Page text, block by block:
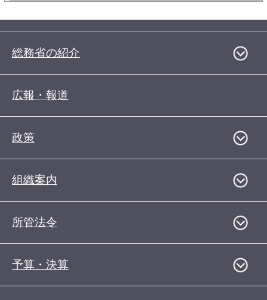
総務省の紹介
広報・報道
政策
組織案内
所管法令
予算・決算